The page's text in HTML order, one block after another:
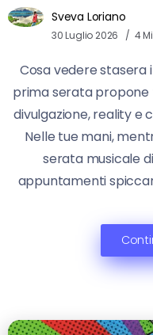
Sveva Loriano
30 Luglio 2026 4
Cosa vedere stasera
prima serata propone
divulgazione, reality e
Nelle tue mani,
serata musicale
appuntamenti